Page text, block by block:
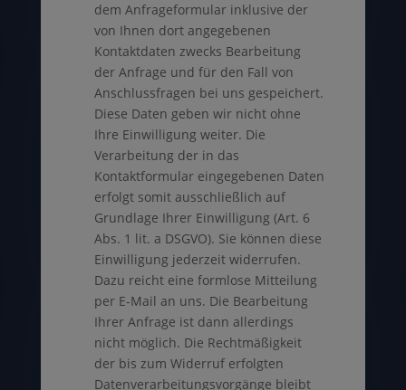
dem Anfrageformular inklusive der
von Ihnen dort angegebenen
Kontaktdaten zwecks Bearbeitung
der Anfrage und für den Fall von
Anschlussfragen bei uns gespeichert.
Diese Daten geben wir nicht ohne
Ihre Einwilligung weiter. Die
Verarbeitung der in das
Kontaktformular eingegebenen Daten
erfolgt somit ausschließlich auf
Grundlage Ihrer Einwilligung (Art. 6
Abs. 1 lit. a DSGVO). Sie können diese
Einwilligung jederzeit widerrufen.
Dazu reicht eine formlose Mitteilung
per E-Mail an uns. Die Bearbeitung
Ihrer Anfrage ist dann allerdings
nicht möglich. Die Rechtmäßigkeit
der bis zum Widerruf erfolgten
Datenverarbeitungsvorgänge bleibt